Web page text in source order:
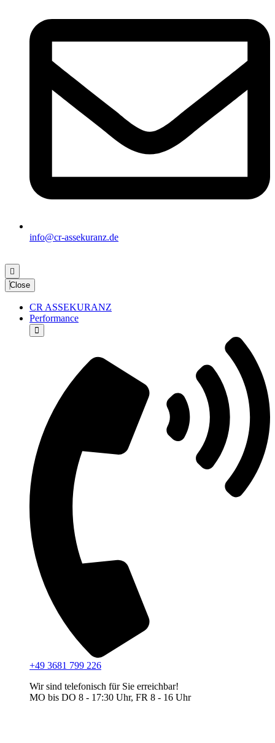
info@cr-assekuranz.de
Close
CR ASSEKURANZ
Performance
+49 3681 799 226
Wir sind telefonisch für Sie erreichbar!
MO bis DO 8 - 17:30 Uhr, FR 8 - 16 Uhr